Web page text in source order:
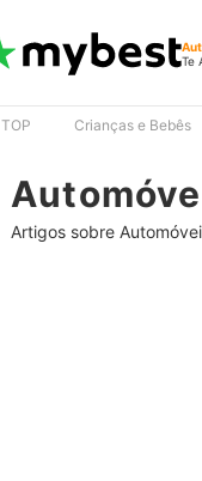
Te
TOP Crianças e Bebês
Artigos sobre